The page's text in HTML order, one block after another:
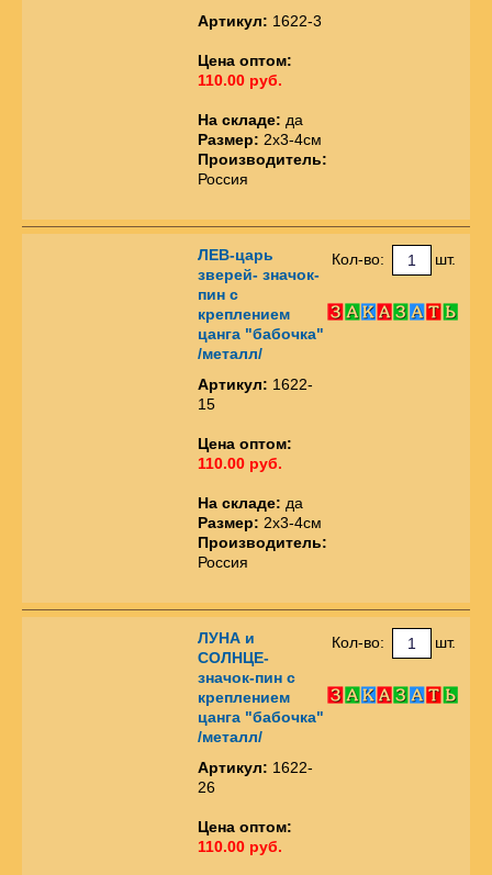
Артикул: 1622-3
Цена оптом:
110.00 руб.
На складе: да
Размер: 2х3-4см
Производитель:
Россия
ЛЕВ-царь
зверей- значок-
пин с
креплением
цанга "бабочка"
/металл/
Артикул: 1622-
15
Цена оптом:
110.00 руб.
На складе: да
Размер: 2х3-4см
Производитель:
Россия
Кол-во: шт.
ЛУНА и
СОЛНЦЕ-
значок-пин с
креплением
цанга "бабочка"
/металл/
Артикул: 1622-
26
Цена оптом:
110.00 руб.
Кол-во: шт.